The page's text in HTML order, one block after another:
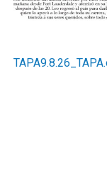
."Necesitamos